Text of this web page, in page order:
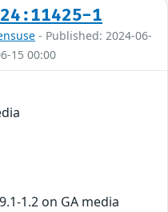
1
- Published: 2024-06-
15 00:00
1.2 on GA media